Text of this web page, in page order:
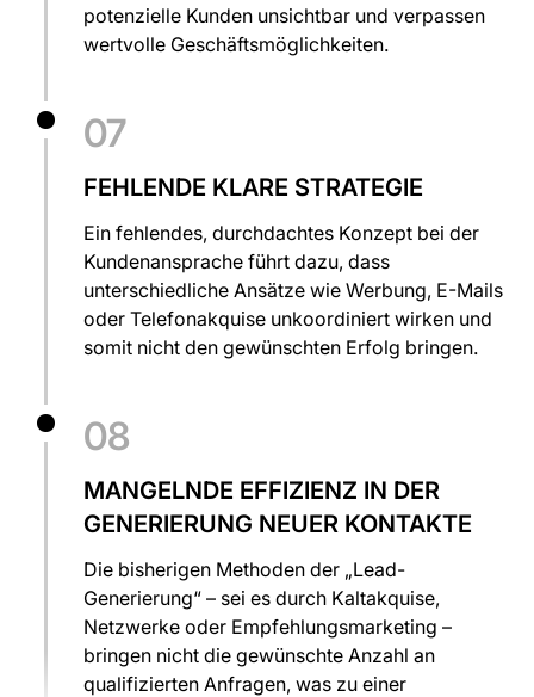
potenzielle Kunden unsichtbar und verpassen
wertvolle Geschäftsmöglichkeiten.
07
FEHLENDE KLARE STRATEGIE
Ein fehlendes, durchdachtes Konzept bei der
Kundenansprache führt dazu, dass
unterschiedliche Ansätze wie Werbung, E-Mails
oder Telefonakquise unkoordiniert wirken und
somit nicht den gewünschten Erfolg bringen.
08
MANGELNDE EFFIZIENZ IN DER
GENERIERUNG NEUER KONTAKTE
Die bisherigen Methoden der „Lead-
Generierung“ – sei es durch Kaltakquise,
Netzwerke oder Empfehlungsmarketing –
bringen nicht die gewünschte Anzahl an
qualifizierten Anfragen, was zu einer